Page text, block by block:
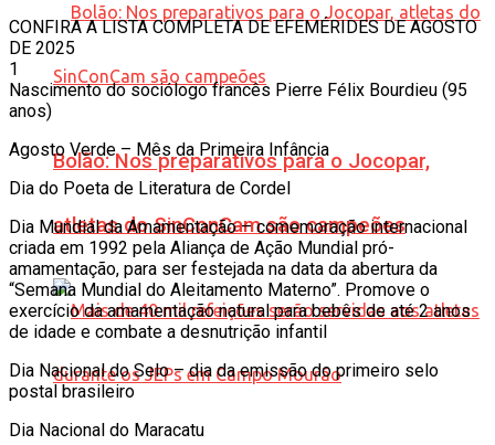
Bolão: Nos preparativos para o Jocopar,
atletas do SinConCam são campeões
CONFIRA A LISTA COMPLETA DE EFEMÉRIDES DE AGOSTO
DE 2025
1
Nascimento do sociólogo francês Pierre Félix Bourdieu (95
anos)
Agosto Verde – Mês da Primeira Infância
Dia do Poeta de Literatura de Cordel
Dia Mundial da Amamentação – comemoração internacional
criada em 1992 pela Aliança de Ação Mundial pró-
amamentação, para ser festejada na data da abertura da
“Semana Mundial do Aleitamento Materno”. Promove o
exercício da amamentação natural para bebês de até 2 anos
de idade e combate a desnutrição infantil
Dia Nacional do Selo – dia da emissão do primeiro selo
postal brasileiro
Dia Nacional do Maracatu